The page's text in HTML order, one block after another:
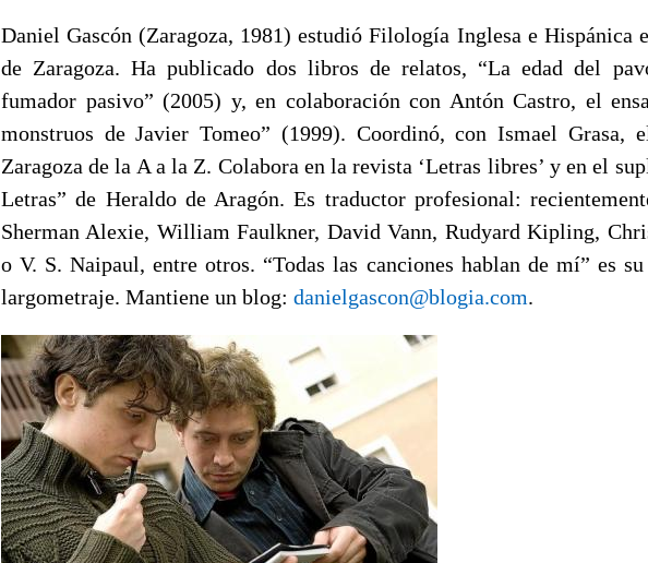
Daniel Gascón (Zaragoza, 1981) estudió Filología Inglesa e Hispánica
de Zaragoza. Ha publicado dos libros de relatos, “La edad del
fumador pasivo” (2005) y, en colaboración con Antón Castro, el
monstruos de Javier Tomeo” (1999). Coordinó, con Ismael Grasa,
Zaragoza de la A a la Z. Colabora en la revista ‘Letras libres’ y en el
Letras” de Heraldo de Aragón. Es traductor profesional:
Sherman Alexie, William Faulkner, David Vann, Rudyard Kipling,
o V. S. Naipaul, entre otros. “Todas las canciones hablan de mí” es
largometraje. Mantiene un blog: danielgascon@blogia.com.